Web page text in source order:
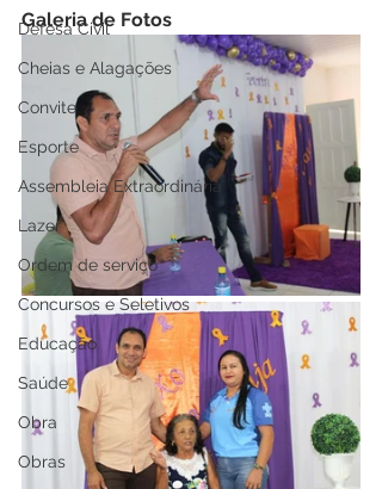
Defesa Civil
Cheias e Alagações
Convite
Esporte
Assembleia Extraordinária
Lazer
Ordem de serviço
Concursos e Seletivos
Educação
Saúde
Obra
Obras
Galeria de Fotos